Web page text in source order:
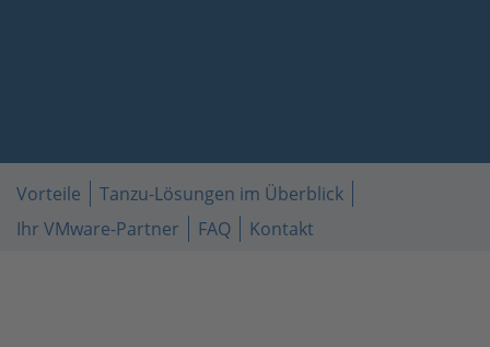
Vorteile
Tanzu-Lösungen im Überblick
Ihr VMware-Partner
FAQ Kontakt